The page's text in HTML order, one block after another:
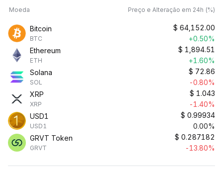
Moeda Preço e Alteração em 24h (%)
Bitcoin
BTC
$ 64,152.00
+0.50%
Ethereum
ETH
$ 1,894.51
+1.60%
Solana
SOL
$ 72.86
-0.80%
XRP
XRP
$ 1.043
-1.40%
USD1
USD1
$ 0.99934
0.00%
GRVT Token
GRVT
$ 0.287182
-13.80%